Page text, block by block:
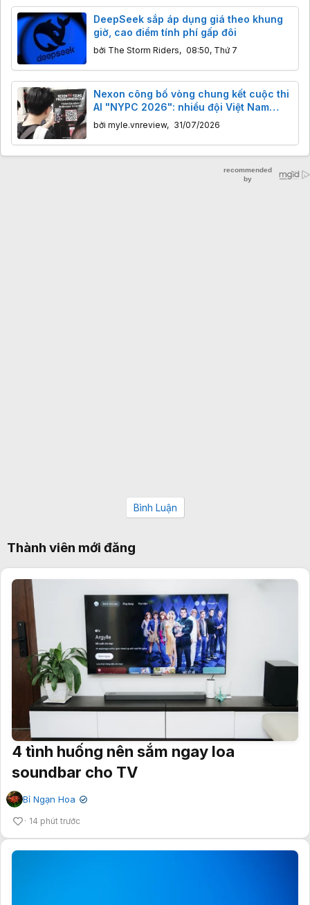
DeepSeek sắp áp dụng giá theo khung
giờ, cao điểm tính phí gấp đôi
bởi The Storm Riders, 08:50, Thứ 7
Nexon công bố vòng chung kết cuộc thi
AI "NYPC 2026": nhiều đội Việt Nam
giành vé đến Seoul
bởi myle.vnreview, 31/07/2026
Bình Luận
Thành viên mới đăng
4 tình huống nên sắm ngay loa
soundbar cho TV
Bỉ Ngạn Hoa ✔
14 phút trước